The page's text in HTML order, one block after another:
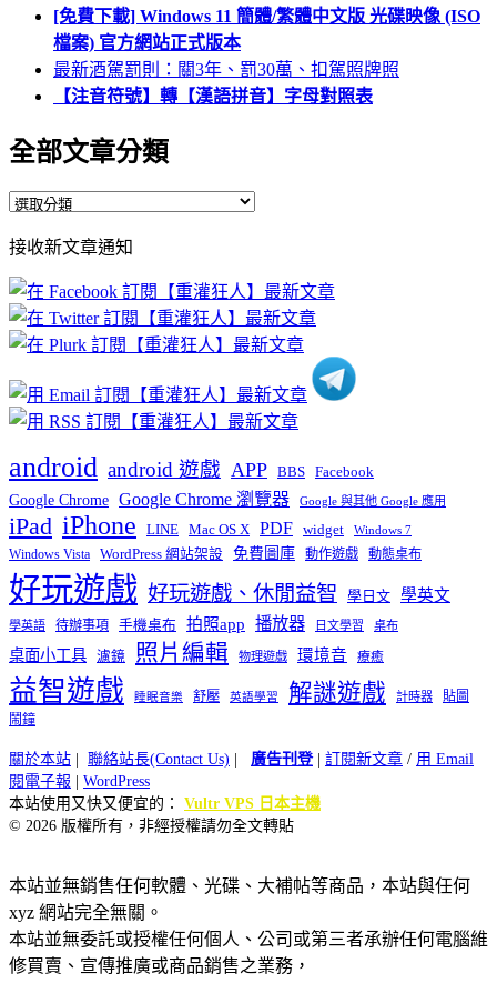
[免費下載] Windows 11 簡體/繁體中文版 光碟映像 (ISO
檔案) 官方網站正式版本
最新酒駕罰則：關3年、罰30萬、扣駕照牌照
【注音符號】轉【漢語拼音】字母對照表
全部文章分類
全
文
章
分
類
接收新文章通知
android android 遊戲 APP BBS Facebook
Google Chrome Google Chrome 瀏覽器 Google 與其他 Google 應用
iPad iPhone LINE Mac OS X PDF widget Windows 7
Windows Vista WordPress 網站架設 免費圖庫 動作遊戲 動態桌布
好玩遊戲 好玩遊戲、休閒益智 學日文 學英文
學英語 待辦事項 手機桌布 拍照app 播放器 日文學習 桌布
桌面小工具 濾鏡 照片編輯 物理遊戲 環境音 療癒
益智遊戲 睡眠音樂 舒壓 英語學習 解謎遊戲 計時器
貼圖
鬧鐘
關於本站 | 聯絡站長(Contact Us) | 廣告刊登| 訂閱新文章 / 用 Email
閱電子報 | WordPress
本站使用又快又便宜的： Vultr VPS 日本主機
© 2026 版權所有，非經授權請勿全文轉貼
本站並無銷售任何軟體、光碟、大補帖等商品，本站與任何
xyz 網站完全無關。
本站並無委託或授權任何個人、公司或第三者承辦任何電腦維
修買賣、宣傳推廣或商品銷售之業務，